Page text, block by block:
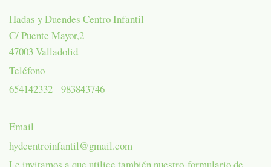
Hadas y Duendes Centro Infantil
C/ Puente Mayor,2
47003Valladolid
Teléfono
654142332 983843746
Email
hydcentroinfantil@gmail.com
Le invitamos a que utilice también nuestro formulario de